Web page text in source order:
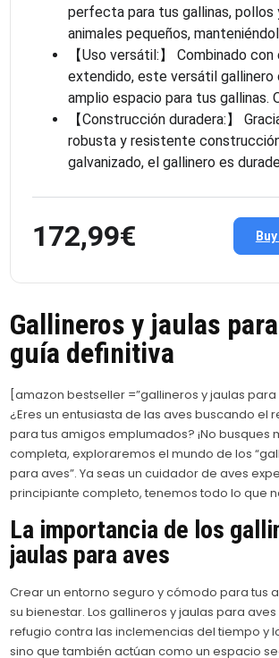
perfecta para tus gallinas, pollos
animales pequeños,
【Uso versátil:】 Combinado con
extendido, este versátil
amplio espacio para tus gallinas.
【Construcción duradera:】
robusta y resistente
galvanizado, el gallinero es
172,99€
Gallineros y jaulas
guía definitiva
[amazon bestseller =”gallineros y jaulas para
¿Eres un entusiasta de las aves buscando el
para tus amigos emplumados? ¡No busques
completa, exploraremos el mundo de los
para aves”. Ya seas un cuidador de aves
principiante completo, tenemos todo lo que
La importancia de los
jaulas para aves
Crear un entorno seguro y cómodo para tus
su bienestar. Los gallineros y jaulas para
refugio contra las inclemencias del tiempo y
sino que también actúan como un espacio